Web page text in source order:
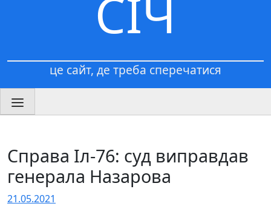
СІЧ
це сайт, де треба сперечатися
Справа Іл-76: суд виправдав
генерала Назарова
21.05.2021